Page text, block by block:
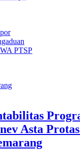
PTSP
Asta